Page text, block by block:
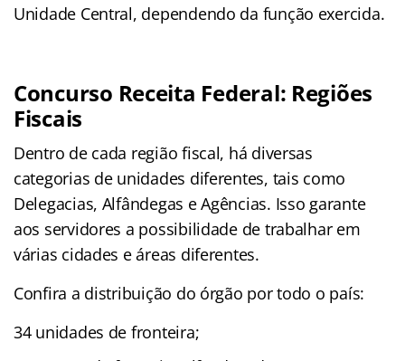
Unidade Central, dependendo da função exercida.
Concurso Receita Federal: Regiões
Fiscais
Dentro de cada região fiscal, há diversas
categorias de unidades diferentes, tais como
Delegacias, Alfândegas e Agências. Isso garante
aos servidores a possibilidade de trabalhar em
várias cidades e áreas diferentes.
Confira a distribuição do órgão por todo o país:
34 unidades de fronteira;